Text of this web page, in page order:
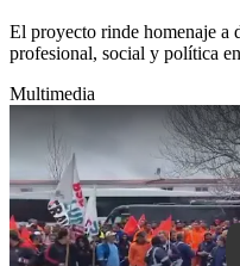
El proyecto rinde homenaje a
profesional, social y política
Multimedia